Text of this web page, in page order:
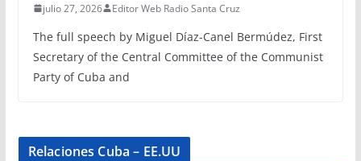
julio 27, 2026 Editor Web Radio Santa Cruz
The full speech by Miguel Díaz-Canel Bermúdez, First
Secretary of the Central Committee of the Communist
Party of Cuba and
Relaciones Cuba – EE.UU